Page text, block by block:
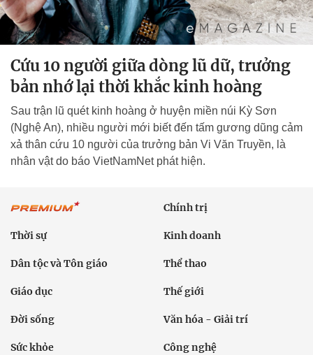
Cứu 10 người giữa dòng lũ dữ, trưởng
bản nhớ lại thời khắc kinh hoàng
Sau trận lũ quét kinh hoàng ở huyện miền núi Kỳ Sơn
(Nghệ An), nhiều người mới biết đến tấm gương dũng cảm
xả thân cứu 10 người của trưởng bản Vi Văn Truyền, là
nhân vật do báo VietNamNet phát hiện.
Chính trị
Thời sự Kinh doanh
Dân tộc và Tôn giáo Thể thao
Giáo dục Thế giới
Đời sống Văn hóa - Giải trí
Sức khỏe Công nghệ